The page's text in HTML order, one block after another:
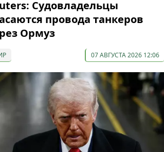
Судовладельцы
провода танкеров
Ормуз
07 АВГУСТА 2026 12:06